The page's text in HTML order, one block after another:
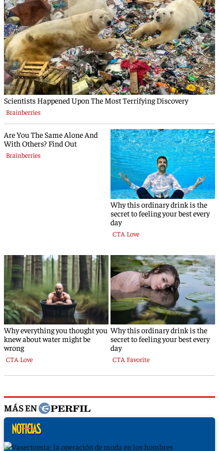
MÁS EN